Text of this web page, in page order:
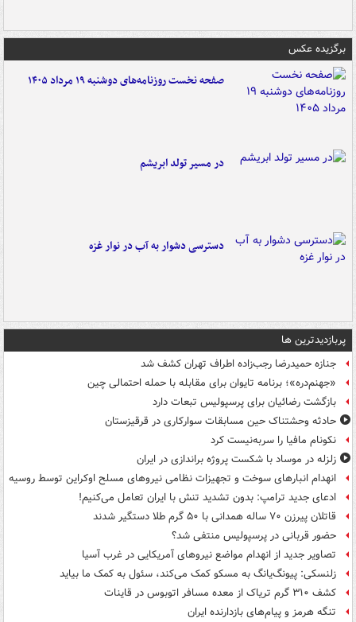
برگزیده عکس
صفحه نخست روزنامه‌های دوشنبه ۱۹ مرداد ۱۴۰۵
در مسیر تولد ابریشم
دسترسی دشوار به آب در نوار غزه
پربازدیدترین ها
جنازه حمیدرضا رجب‌زاده اطراف تهران کشف شد
«جهنم‌دره»؛ برنامه تایوان برای مقابله با حمله احتمالی چین
بازگشت رضائیان برای پرسپولیس تبعات دارد
حادثه وحشتناک حین مسابقات سوارکاری در قرقیزستان
نکونام مافیا را سربه‌نیست کرد
زلزله در موساد با شکست پروژه براندازی در ایران
انهدام انبارهای سوخت و تجهیزات نظامی نیروهای مسلح اوکراین توسط روسیه
ادعای جدید ترامپ: بدون تشدید تنش با ایران تعامل می‌کنیم!
قاتلان پیرزن ۷۰ ساله همدانی با ۵۰ گرم طلا دستگیر شدند
حضور قربانی در پرسپولیس منتفی شد؟
تصاویر جدید از انهدام مواضع نیروهای آمریکایی در غرب آسیا
زلنسکی: پیونگ‌یانگ به مسکو کمک می‌کند، سئول به کمک ما بیاید
کشف ۳۱۰ گرم تریاک از معده مسافر اتوبوس در قاینات
تنگه هرمز و پیام‌های بازدارنده ایران